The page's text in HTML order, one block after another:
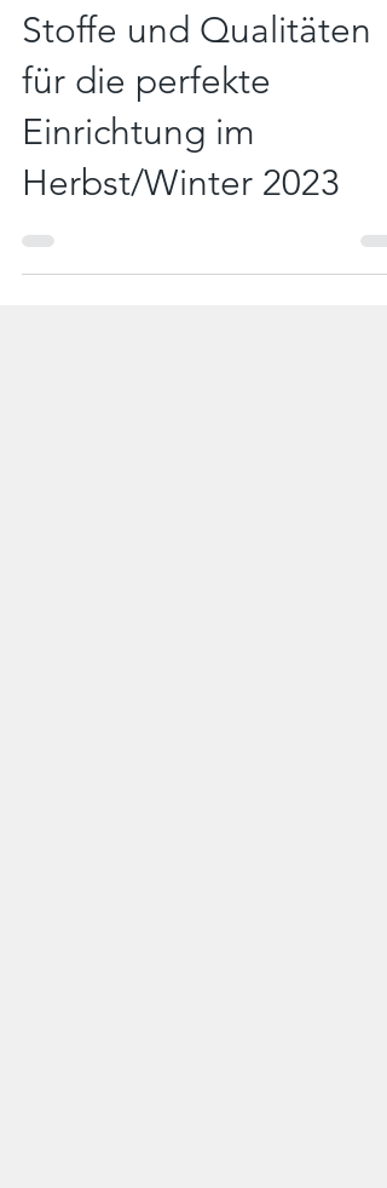
14. Aug. 2023 2 Min. Lesezeit
Stoffe und Qualitäten
für die perfekte
Einrichtung im
Herbst/Winter 2023